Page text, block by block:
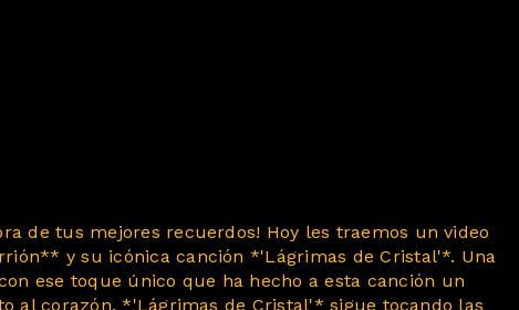
de tus mejores recuerdos! Hoy les traemos un video
y su icónica canción *'Lágrimas de Cristal'*. Una
ese toque único que ha hecho a esta canción un
al corazón, *'Lágrimas de Cristal'* sigue tocando las